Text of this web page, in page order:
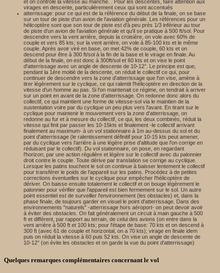
et on contrôle la vitesse au manche. . Pour les descentes, faire attention aux
virages en descente, particulièrement ceux qui sont accentués
atterrissage: pour ce qui est de la référence du début de la finale, on se base
sur un tour de piste d'un avion de l'aviation générale. Les références pour un
hélicoptère sont que son tour de piste est d'à peu près 1/3 inférieur au tour
de piste d'un avion de l'aviation générale et qu'il se pratique à 500 ft/sol. Pour
descendre vers la vent arrière, depuis la croisière, on vole avec 60% de
couple et vers 85 kts; sur la vent arrière, on vole à 85-100 kts et le même
couple. Après avoir viré en base, on met 42% de couple, 60 kts et on
descend pour être à 300 ft/sol à la fin de la base et le virage en finale. Au
début de la finale, on est donc à 300ft/sol et 60 kts et on vise le point
d'atterrissage avec un angle de descente de 10-12°. Le principe est que,
pendant la 1ère moitié de la descente, on réduit le collectif ce qui, pour
continuer de descendre vers la zone d'atterrissage que l'on vise, amène à
tirer légèrement sur le cyclique, ce qui ralentit l'hélicoptère en direction de la
vitesse d'un homme au pas. Si l'on maintenait ce régime, on tendrait à arriver
sur un point en avant de la zone d'atterrissage. On redonne donc alors du
collectif, ce qui maintient une forme de vitesse-sol via le maintien de la
sustentation voire par du cyclique un peu plus vers l'avant. En tirant sur le
cyclique pour maintenir le mouvement vers la zone d'atterrissage, on
redonne au fur et à mesure du collectif, ce qui, les deux combinés, réduit la
vitesse qui finit par passer les 10-15kts et finalement -le collectif arrivant
finalement au maximum- à un vol stationnaire à 1m au-dessus du sol et du
point d'atterrissage (le ralentissement définitif pour 10-15 kts peut amener,
par du cyclique vers l'arrière à une légère prise d'altitude que l'on corrige en
réduisant par le collectif). Du vol stationnaire, on pose, en regardant
l'horizon, par une action régulière et légère sur le collectif avec du palonnier
droit contre le couple. Toute dérive par translation se corrige au cyclique.
Lorsque les patins touchent le sol on continue à baisser lentement le collectif
pour transférer le poids de l'appareil sur les patins. Procédez à de petites
corrections éventuelles sur le cyclique pour empêcher l'hélicoptère de
dériver. On baisse ensuite totalement le collectif et on bouge légèrement le
palonnier pour vérifier que l'appareil est bien fermement sur le sol. Un autre
point essentiel est de surveiller l'environnement (les obstacles) et, dans la
phase finale, de toujours garder en visuel le point d'atterrissage. Dans des
environnements "naturels" -atterrissage hors aéroport- on peut devoir avoir
à éviter des obstacles. On fait généralement un circuit à main gauche à 500
ft et différent, par rapport au terrain, de celui des avions (on entre dans la
vent arrière à 500 ft et 100 kts; pour l'étape de base: 70 kts et on descend à
300 ft (avec 61 de couple et horizontal, on a 70 kts); virage en finale idem
puis on réduit la vitesse à 60 puis 52 kts. On vise un angle de descente de
10-12° (on évite les obstacles et on garde la vue du point d'atterrissage)
Quelques remarques complémentaires concernant le vol